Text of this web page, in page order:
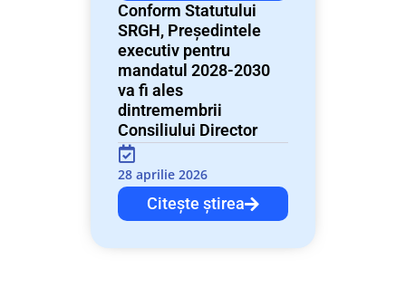
Conform Statutului
SRGH, Președintele
executiv pentru
mandatul 2028-2030
va fi ales
dintremembrii
Consiliului Director
Citește știrea
28 aprilie 2026